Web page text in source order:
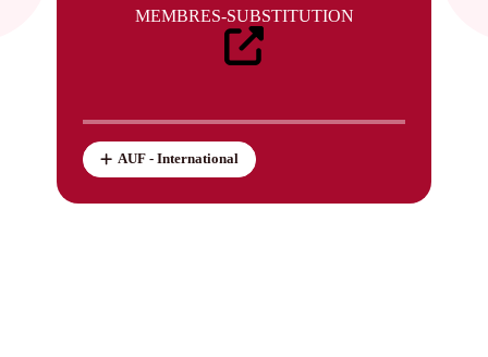
MEMBRES-SUBSTITUTION
AUF - International